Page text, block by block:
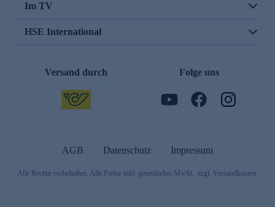
Im TV
HSE International
Versand durch Folge uns
AGB Datenschutz Impressum
Alle Rechte vorbehalten. Alle Preise inkl. gesetzlicher MwSt., zzgl. Versandkosten.